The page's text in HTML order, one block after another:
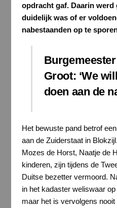
opdracht gaf. Daarin
duidelijk was of er
nabestaanden op te
Groot: ‘We
doen aan de
Het bewuste pand betrof
aan de Zuiderstaat in
Mozes de Horst, Naatje de
kinderen, zijn tijdens de
Duitse bezetter vermoord.
in het kadaster weliswaar
maar het is vervolgens